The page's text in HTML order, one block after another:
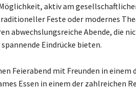
aktiv am
Feste oder modernes
abwechslungsreiche Abende, die
spannende Eindrücke bieten.
Feierabend mit Freunden in einem
Essen in einem der zahlreichen